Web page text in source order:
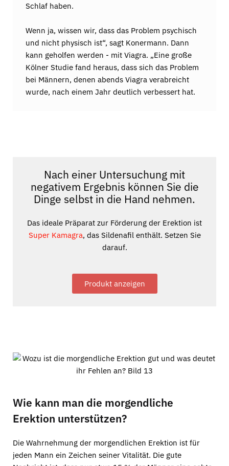
Schlaf haben.
Wenn ja, wissen wir, dass das Problem psychisch
und nicht physisch ist“, sagt Konermann. Dann
kann geholfen werden - mit Viagra. „Eine große
Kölner Studie fand heraus, dass sich das Problem
bei Männern, denen abends Viagra verabreicht
wurde, nach einem Jahr deutlich verbessert hat.
Nach einer Untersuchung mit
negativem Ergebnis können Sie die
Dinge selbst in die Hand nehmen.
Das ideale Präparat zur Förderung der Erektion ist
Super Kamagra, das Sildenafil enthält. Setzen Sie
darauf.
Produkt anzeigen
Wie kann man die morgendliche
Erektion unterstützen?
Die Wahrnehmung der morgendlichen Erektion ist für
jeden Mann ein Zeichen seiner Vitalität. Die gute